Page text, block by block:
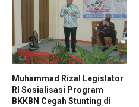
Muhammad Rizal Legislator
RI Sosialisasi Program
BKKBN Cegah Stunting di